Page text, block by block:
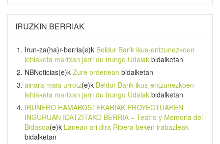
IRUZKIN BERRIAK
Irun-za(ha)r-berria(e)k Beldur Barik ikus-entzunezkoen
lehiaketa martxan jarri du Irungo Udalak bidalketan
NBNoticias(e)k Zure ordenean bidalketan
ainara maia urrotz(e)k Beldur Barik ikus-entzunezkoen
lehiaketa martxan jarri du Irungo Udalak bidalketan
IRUNERO HAMABOSTEKARIAK PROYECTUAREN
INGURUAN IDATZITAKO BERRIA – Teatro y Memoria del
Bidasoa(e)k Lanean ari dira Ribera beken irabazleak
bidalketan